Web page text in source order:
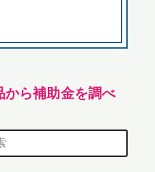
から補助金を調べ